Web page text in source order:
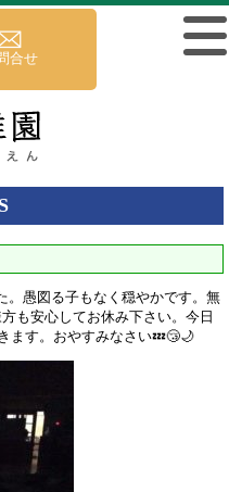
合せ
。愚図る子もなく穏やかです。無
も安心してお休み下さい。今日
ます。おやすみなさい💤😴🌙